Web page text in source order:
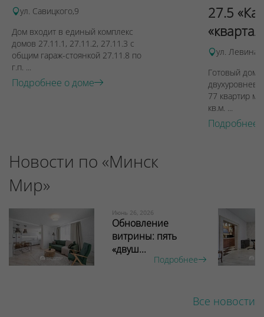
ул. Савицкого,9
Дом входит в единый комплекс
домов 27.11.1, 27.11.2, 27.11.3 с
общим гараж-стоянкой 27.11.8 по
г.п. ...
Подробнее о доме
27.5
ул. Левина,
Готовый дом
77 квартир
кв.м. ...
Подробнее
Новости по «Минск
Мир»
Июнь 26, 2026
Обновление
витрины: пять
«двуш...
Подробнее
Все новости